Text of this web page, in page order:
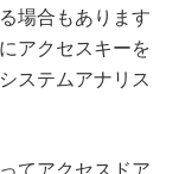
場合もあります
アクセスキーを
ステムアナリス